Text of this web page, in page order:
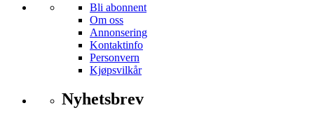
Bli abonnent
Om oss
Annonsering
Kontaktinfo
Personvern
Kjøpsvilkår
Nyhetsbrev